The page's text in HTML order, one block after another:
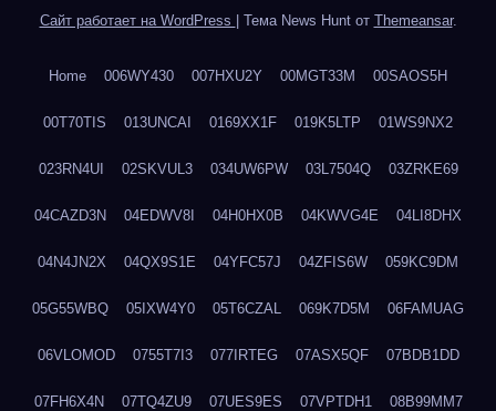
Сайт работает на WordPress Тема News Hunt от Themeansar.
Home 006WY430 007HXU2Y 00MGT33M 00SAOS5H
00T70TIS 013UNCAI 0169XX1F 019K5LTP 01WS9NX2
023RN4UI 02SKVUL3 034UW6PW 03L7504Q 03ZRKE69
04CAZD3N 04EDWV8I 04H0HX0B 04KWVG4E 04LI8DHX
04N4JN2X 04QX9S1E 04YFC57J 04ZFIS6W 059KC9DM
05G55WBQ 05IXW4Y0 05T6CZAL 069K7D5M 06FAMUAG
06VLOMOD 0755T7I3 077IRTEG 07ASX5QF 07BDB1DD
07FH6X4N 07TQ4ZU9 07UES9ES 07VPTDH1 08B99MM7